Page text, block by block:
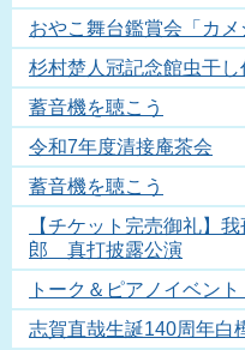
おやこ舞台鑑賞会「カメ
杉村楚人冠記念館虫干し
蓄音機を聴こう
令和7年度清接庵茶会
蓄音機を聴こう
【チケット完売御礼】
郎 真打披露公演
トーク＆ピアノイベン
志賀直哉生誕140周年白